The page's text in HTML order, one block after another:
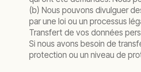
(b) Nous pouvons divulguer
par une loi ou un processus
Transfert de vos données
Si nous avons besoin de
protection ou un niveau de